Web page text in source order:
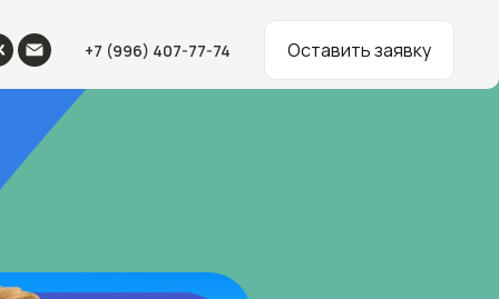
+7 (996) 407-77-74 Оставить заявку